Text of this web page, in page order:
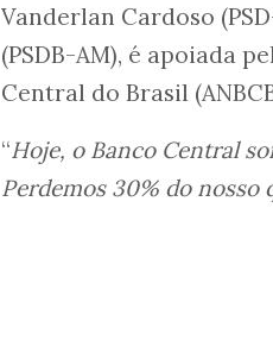
Vanderlan Cardoso
(PSDB-AM), é apoiada
Central do Brasil
“Hoje, o Banco Central
Perdemos 30% do